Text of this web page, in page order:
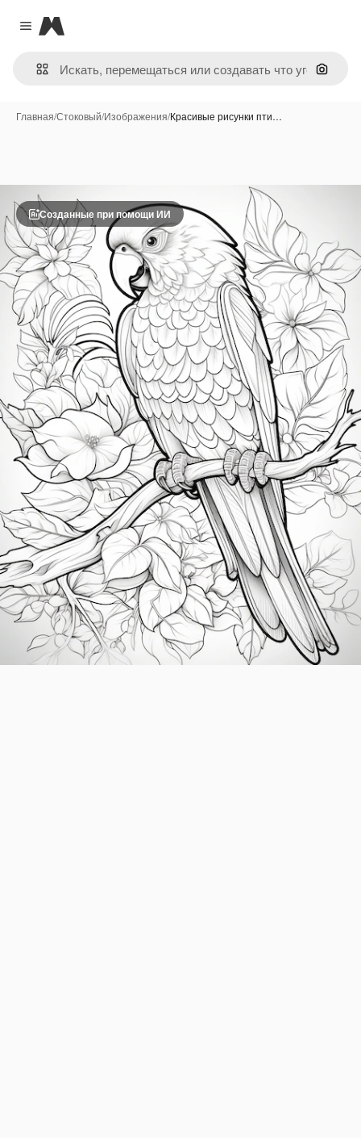
Close menu
Magnific
Поиск
Главная/Стоковый/Изображения/Красивые рисунки пти…
Созданные при помощи ИИ